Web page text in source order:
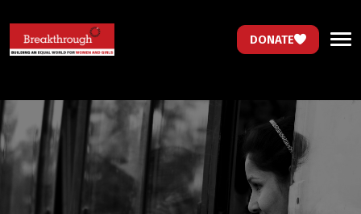
DONATE